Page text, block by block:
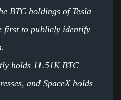
BTC holdings of Tesla
first to publicly identify
holds 11.51K BTC
and SpaceX holds